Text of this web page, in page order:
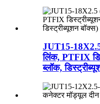
JUT15-
लिंक, PTFIX
ब्लॉक,